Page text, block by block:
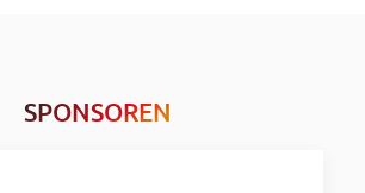
SPONSOREN